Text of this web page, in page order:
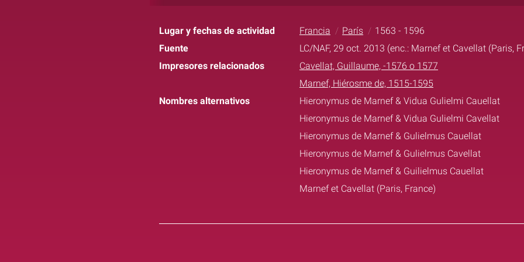
Lugar y fechas de actividad Francia París
1563 - 1596
Fuente
LC/NAF, 29 oct. 2013 (enc.: Marnef et Cavellat (Paris,
Impresores relacionados
Cavellat, Guillaume, -1576 o 1577
Marnef, Hiérosme de, 1515-1595
Nombres alternativos
Hieronymus de Marnef & Vidua Gulielmi Cauellat
Hieronymus de Marnef & Vidua Gulielmi Cavellat
Hieronymus de Marnef & Gulielmus Cauellat
Hieronymus de Marnef & Gulielmus Cavellat
Hieronymus de Marnef & Guilielmus Cauellat
Marnef et Cavellat (Paris, France)